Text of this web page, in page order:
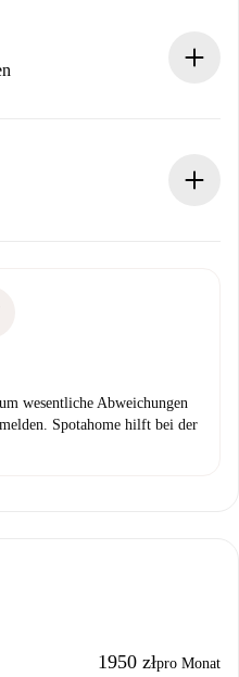
belasten, wenn der
muss, entstehen keine
wesentliche Abweichungen
Spotahome hilft bei der
1950 złpro Monat